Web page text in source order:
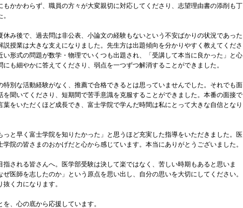
もかかわらず、職員の方々が大変親切に対応してくださり、志望理由書の添削も丁
休み後で、過去問は非公表、小論文の経験もないという不安ばかりの状況であった
説授業は大きな支えになりました。先生方は出題傾向を分かりやすく教えてくださ
い形式の問題が数学・物理でいくつも出題され、「受講して本当に良かった」と心
も細やかに答えてくださり、弱点を一つずつ解消することができました。
特別な活動経験がなく、推薦で合格できるとは思っていませんでした。それでも面
を聞いてくださり、短期間で苦手意識を克服することができました。本番の面接で
葉をいただくほど成長でき、富士学院で学んだ時間は私にとって大きな自信となり
っと早く富士学院を知りたかった」と思うほど充実した指導をいただきました。医
院の皆さまのおかげだと心から感じています。本当にありがとうございました。
される皆さんへ。医学部受験は決して楽ではなく、苦しい時期もあると思いま
医師を志したのか」という原点を思い出し、自分の思いを大切にしてください。
く力になります。
、心の底から応援しています。